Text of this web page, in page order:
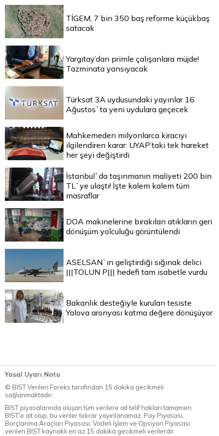
TİGEM, 7 bin 350 baş reforme küçükbaş
satacak
Yargıtay’dan primle çalışanlara müjde!
Tazminata yansıyacak
Türksat 3A uydusundaki yayınlar 16
Ağustos`ta yeni uydulara geçecek
Mahkemeden milyonlarca kiracıyı
ilgilendiren karar: UYAP’taki tek hareket
her şeyi değiştirdi
İstanbul`da taşınmanın maliyeti 200 bin
TL`ye ulaştı! İşte kalem kalem tüm
masraflar
DOA makinelerine bırakılan atıkların geri
dönüşüm yolculuğu görüntülendi
ASELSAN`ın geliştirdiği sığınak delici
|||TOLUN P||| hedefi tam isabetle vurdu
Bakanlık desteğiyle kurulan tesiste
Yalova aronyası katma değere dönüşüyor
Yasal Uyarı Notu
© BİST Verileri Foreks tarafından 15 dakika gecikmeli
sağlanmaktadır.
BIST piyasalarında oluşan tüm verilere ait telif hakları tamamen
BIST'e ait olup, bu veriler tekrar yayınlanamaz. Pay Piyasası,
Borçlanma Araçları Piyasası, Vadeli İşlem ve Opsiyon Piyasası
verileri BIST kaynaklı en az 15 dakika gecikmeli verilerdir.